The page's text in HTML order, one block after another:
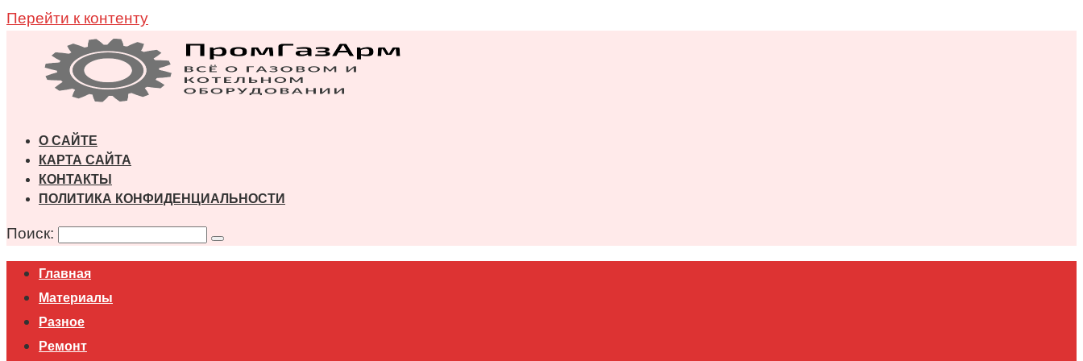
Перейти к контенту
О САЙТЕ
КАРТА САЙТА
КОНТАКТЫ
ПОЛИТИКА КОНФИДЕНЦИАЛЬНОСТИ
Поиск:
Главная
Материалы
Разное
Ремонт